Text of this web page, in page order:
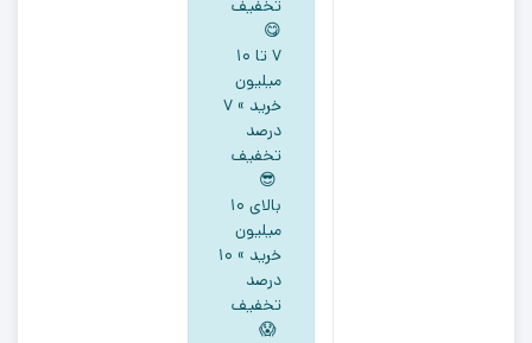
تخفیف
😋
۷ تا ۱۰
میلیون
خرید » ۷
درصد
تخفیف
😎
بالای ۱۰
میلیون
خرید » ۱۰
درصد
تخفیف
😱